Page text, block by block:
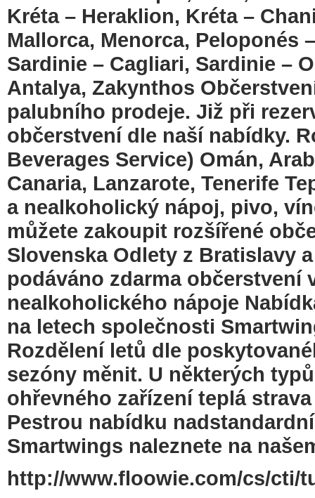
Kréta – Heraklion, Kréta –
Mallorca, Menorca, Peloponés
Sardinie – Cagliari, Sardinie –
Antalya, Zakynthos
palubního prodeje. Již při
občerstvení dle naší nabídky.
Beverages Service) Omán,
Canaria, Lanzarote, Tenerife
a nealkoholický nápoj, pivo,
můžete zakoupit rozšířené
Slovenska Odlety z Bratislavy
podáváno zdarma občerstvení
nealkoholického nápoje
na letech společnosti
Rozdělení letů dle
sezóny měnit. U některých
ohřevného zařízení teplá
Pestrou nabídku
Smartwings naleznete na
http://www.floowie.com/cs/cti/